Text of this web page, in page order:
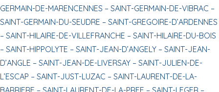
GERMAIN-DE-MARENCENNES – SAINT-GERMAIN-DE-VIBRAC –
SAINT-GERMAIN-DU-SEUDRE – SAINT-GREGOIRE-D’ARDENNES
– SAINT-HILAIRE-DE-VILLEFRANCHE – SAINT-HILAIRE-DU-BOIS
– SAINT-HIPPOLYTE – SAINT-JEAN-D’ANGELY – SAINT-JEAN-
D’ANGLE – SAINT-JEAN-DE-LIVERSAY – SAINT-JULIEN-DE-
L’ESCAP – SAINT-JUST-LUZAC – SAINT-LAURENT-DE-LA-
BARRIERE – SAINT-LAURENT-DE-LA-PREE – SAINT-LEGER –